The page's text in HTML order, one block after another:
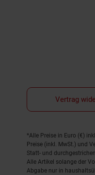
Vertrag
Fußnoten
*Alle Preise in Euro (€)
Preise (inkl. MwSt.) und
Statt- und
Alle Artikel solange der
Abgabe nur in